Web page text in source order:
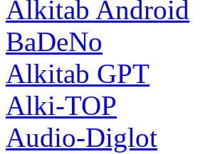
Alkitab Android
BaDeNo
Alkitab GPT
Alki-TOP
Audio-Diglot